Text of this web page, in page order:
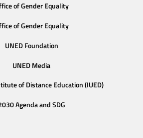
of Gender Equality
of Gender Equality
UNED Foundation
UNED Media
of Distance Education (IUED)
Agenda and SDG